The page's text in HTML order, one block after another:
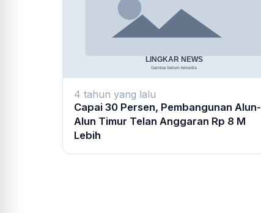
4 tahun yang lalu
Capai 30 Persen, Pembangunan Alun-
Alun Timur Telan Anggaran Rp 8 M
Lebih